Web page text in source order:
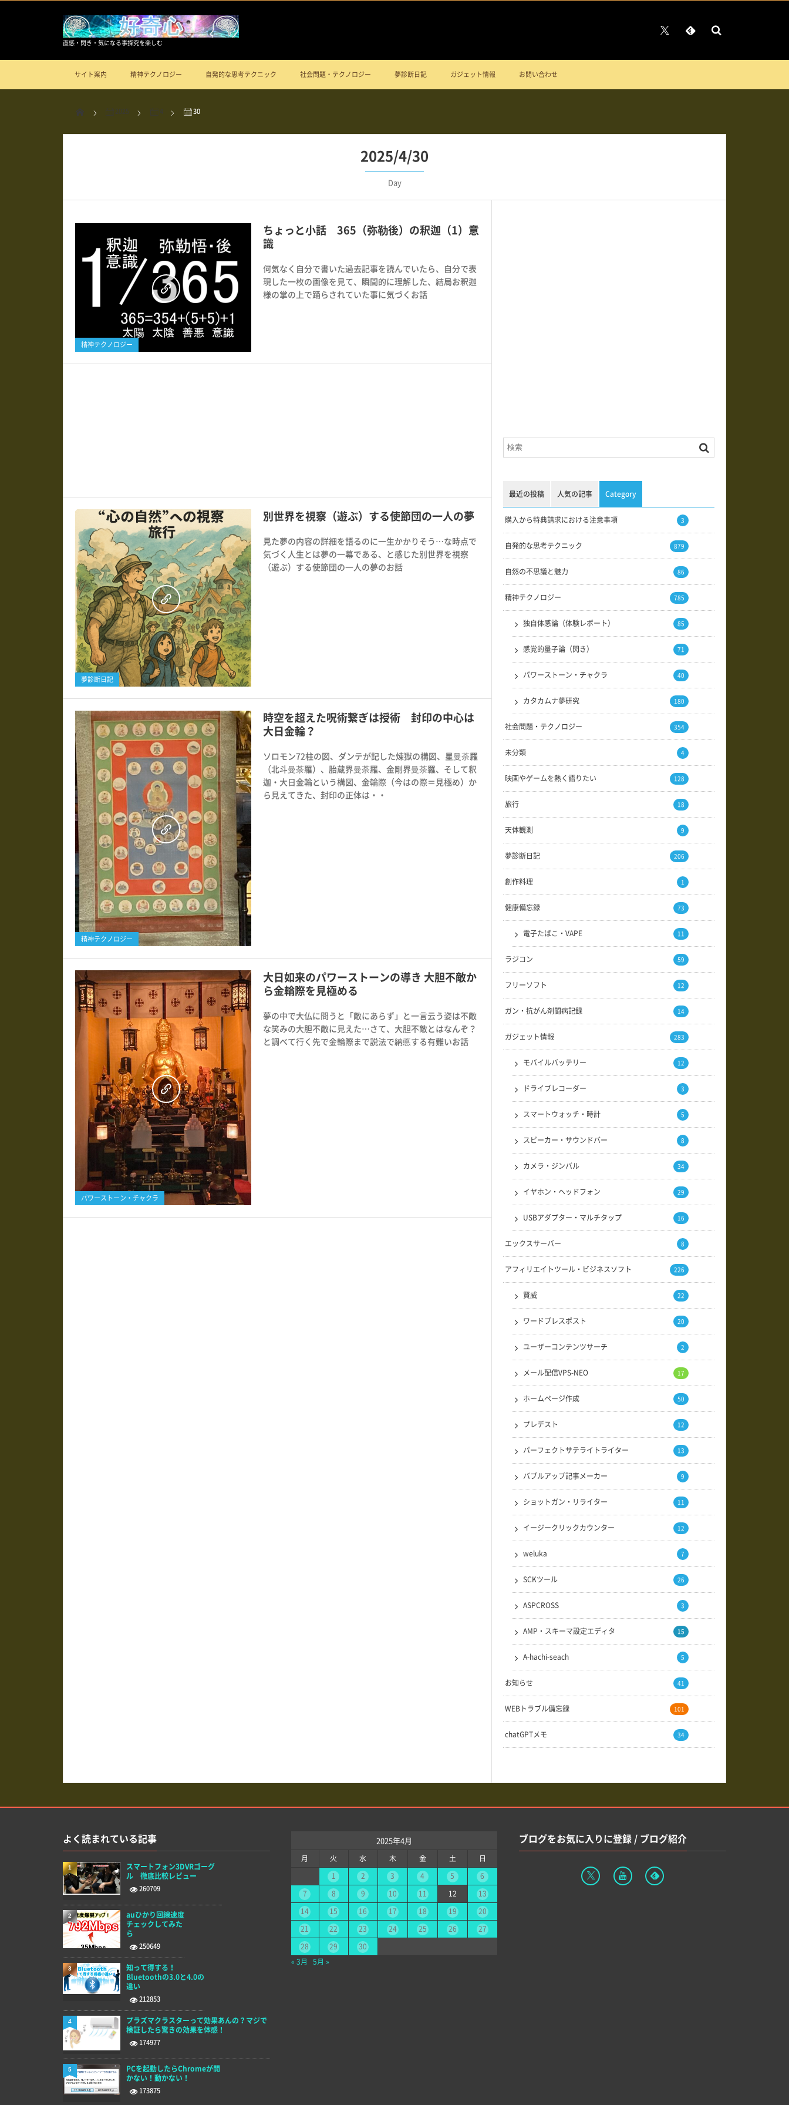
直感・閃き・気になる事探究を楽しむ
サイト案内 精神テクノロジー 自発的な思考テクニック 社会問題・テクノロジー 夢診断日記 ガジェット情報 お問い合わせ
2025 4 30
2025/4/30
Day
精神テクノロジー
0
ちょっと小話 365（弥勒後）の釈迦（1）意
識
何気なく自分で書いた過去記事を読んでいたら、自分で表
現した一枚の画像を見て、瞬間的に理解した、結局お釈迦
様の掌の上で踊らされていた事に気づくお話
夢診断日記
0
別世界を視察（遊ぶ）する使節団の一人の夢
見た夢の内容の詳細を語るのに一生かかりそう…な時点で
気づく人生とは夢の一幕である、と感じた別世界を視察
（遊ぶ）する使節団の一人の夢のお話
精神テクノロジー
0
時空を超えた呪術繋ぎは授術 封印の中心は
大日金輪？
ソロモン72柱の図、ダンテが記した煉獄の構図、星曼荼羅
（北斗曼荼羅）、胎蔵界曼荼羅、金剛界曼荼羅、そして釈
迦・大日金輪という構図、金輪際（今はの際＝見極め）か
ら見えてきた、封印の正体は・・
パワーストーン・チャクラ
0
大日如来のパワーストーンの導き 大胆不敵か
ら金輪際を見極める
夢の中で大仏に問うと「敵にあらず」と一言云う姿は不敵
な笑みの大胆不敵に見えた…さて、大胆不敵とはなんぞ？
と調べて行く先で金輪際まで説法で納悳する有難いお話
最近の投稿 人気の記事 Category
購入から特典請求における注意事項 3
自発的な思考テクニック 879
自然の不思議と魅力 86
精神テクノロジー 785
独自体感論（体験レポート） 85
感覚的量子論（閃き） 71
パワーストーン・チャクラ 40
カタカムナ夢研究 180
社会問題・テクノロジー 354
未分類 4
映画やゲームを熱く語りたい 128
旅行 18
天体観測 9
夢診断日記 206
創作料理 1
健康備忘録 73
電子たばこ・VAPE 11
ラジコン 59
フリーソフト 12
ガン・抗がん剤闘病記録 14
ガジェット情報 283
モバイルバッテリー 12
ドライブレコーダー 3
スマートウォッチ・時計 5
スピーカー・サウンドバー 8
カメラ・ジンバル 34
イヤホン・ヘッドフォン 29
USBアダプター・マルチタップ 16
エックスサーバー 8
アフィリエイトツール・ビジネスソフト 226
賢威 22
ワードプレスポスト 20
ユーザーコンテンツサーチ 2
メール配信VPS-NEO 17
ホームページ作成 50
プレデスト 12
パーフェクトサテライトライター 13
バブルアップ記事メーカー 9
ショットガン・リライター 11
イージークリックカウンター 12
weluka 7
SCKツール 26
ASPCROSS 3
AMP・スキーマ設定エディタ 15
A-hachi-seach 5
お知らせ 41
WEBトラブル備忘録 101
chatGPTメモ 34
よく読まれている記事
スマートフォン3DVRゴーグ
ル 徹底比較レビュー
260709
1
auひかり回線速度
チェックしてみた
ら
250649
2
知って得する！
Bluetoothの3.0と4.0の
違い
212853
3
プラズマクラスターって効果あんの？マジで
検証したら驚きの効果を体感！
174977
4
PCを起動したらChromeが開
かない！動かない！
173875
5
2025年4月
月 火 水 木 金 土
日
1
2 3 4 5
6
7
8 9 10 11 12
13
14
15 16 17 18 19
20
21
22 23 24 25 26
27
28
29
30
« 3月
5月 »
ブログをお気に入りに登録 / ブログ紹介